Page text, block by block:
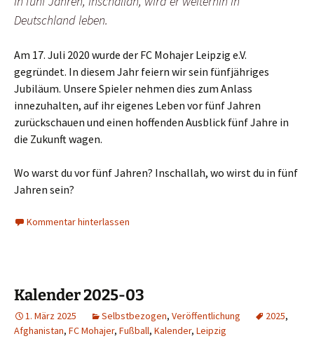
Deutschland leben.
Am 17. Juli 2020 wurde der FC Mohajer Leipzig e.V.
gegründet. In diesem Jahr feiern wir sein fünfjähriges
Jubiläum. Unsere Spieler nehmen dies zum Anlass
innezuhalten, auf ihr eigenes Leben vor fünf Jahren
zurückschauen und einen hoffenden Ausblick fünf Jahre in
die Zukunft wagen.
Wo warst du vor fünf Jahren? Inschallah, wo wirst du in fünf
Jahren sein?
Kommentar hinterlassen
Kalender 2025-03
1. März 2025 Selbstbezogen, Veröffentlichung 2025,
Afghanistan, FC Mohajer, Fußball, Kalender, Leipzig